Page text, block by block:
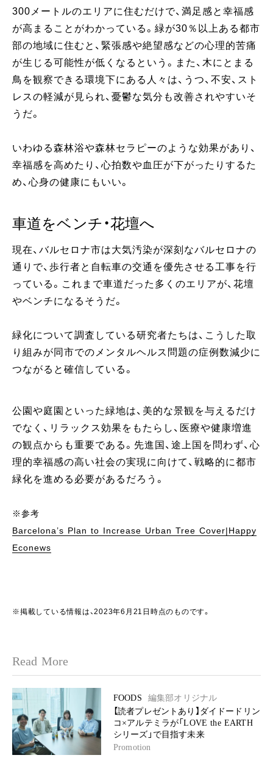
300メートルのエリアに住むだけで、満足感と幸福感
が高まることがわかっている。緑が30％以上ある都市
部の地域に住むと、緊張感や絶望感などの心理的苦痛
が生じる可能性が低くなるという。また、木にとまる
鳥を観察できる環境下にある人々は、うつ、不安、スト
レスの軽減が見られ、憂鬱な気分も改善されやすいそ
うだ。
いわゆる森林浴や森林セラピーのような効果があり、
幸福感を高めたり、心拍数や血圧が下がったりするた
め、心身の健康にもいい。
車道をベンチ・花壇へ
現在、バルセロナ市は大気汚染が深刻なバルセロナの
通りで、歩行者と自転車の交通を優先させる工事を行
っている。これまで車道だった多くのエリアが、花壇
やベンチになるそうだ。
緑化について調査している研究者たちは、こうした取
り組みが同市でのメンタルヘルス問題の症例数減少に
つながると確信している。
公園や庭園といった緑地は、美的な景観を与えるだけ
でなく、リラックス効果をもたらし、医療や健康増進
の観点からも重要である。先進国、途上国を問わず、心
理的幸福感の高い社会の実現に向けて、戦略的に都市
緑化を進める必要があるだろう。
※参考
Barcelona’s Plan to Increase Urban Tree Cover|Happy
Econews
※掲載している情報は、2023年6月21日時点のものです。
Read More
FOODS
編集部オリジナル
【読者プレゼントあり】ダイドードリン
コ×アルテミラが「LOVE the EARTH
シリーズ」で目指す未来
Promotion